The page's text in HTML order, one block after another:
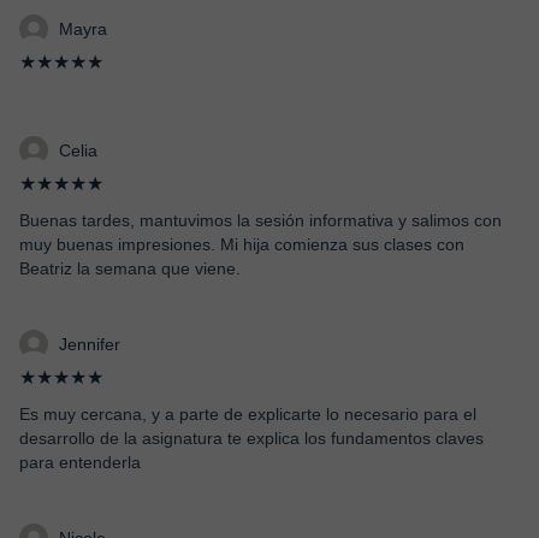
Mayra
★★★★★
Celia
★★★★★
Buenas tardes, mantuvimos la sesión informativa y salimos con
muy buenas impresiones. Mi hija comienza sus clases con
Beatriz la semana que viene.
Jennifer
★★★★★
Es muy cercana, y a parte de explicarte lo necesario para el
desarrollo de la asignatura te explica los fundamentos claves
para entenderla